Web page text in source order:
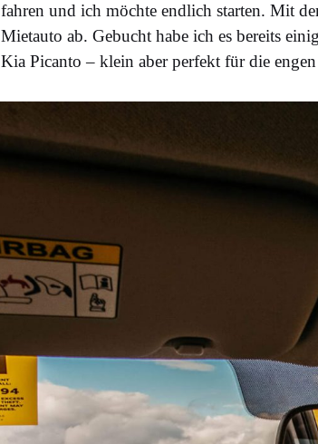
fahren und ich möchte endlich starten. Mit
Mietauto ab. Gebucht habe ich es bereits
Kia Picanto – klein aber perfekt für die